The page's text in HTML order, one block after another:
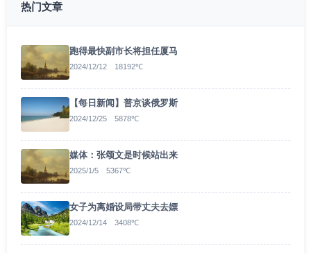
热门文章
跑得最快副市长将担任厦马
2024/12/12 18192℃
【每日新闻】普京谈俄罗斯
2024/12/25 5878℃
媒体：张颂文是时候站出来
2025/1/5 5367℃
女子为离婚设局带丈夫去嫖
2024/12/14 3408℃